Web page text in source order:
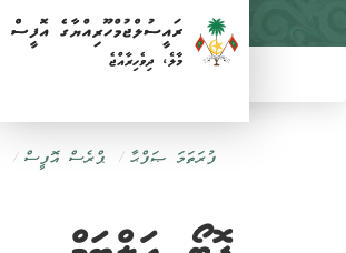
ފުރަތަމަ ޞަފްޙާ ޕްރެސް އޮފީސް